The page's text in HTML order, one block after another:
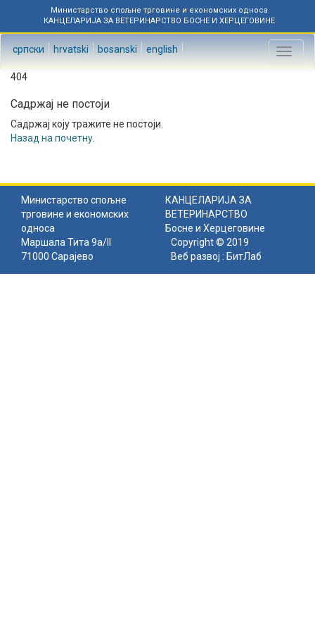
Министарство спољне трговине и економских односа
КАНЦЕЛАРИЈА ЗА ВЕТЕРИНАРСТВО БОСНЕ И ХЕРЦЕГОВИНЕ
српски hrvatski bosanski english
Toggle
404
Садржај не постоји
Садржај коју тражите не постоји.
Назад на почетну
Министарство спољне
трговине и економских
односа
КАНЦЕЛАРИЈА ЗА
ВЕТЕРИНАРСТВО
Босне и Херцеговине
Маршала Тита 9а/II
71000 Сарајево
Copyright © 2019
Веб развој : БитЛаб